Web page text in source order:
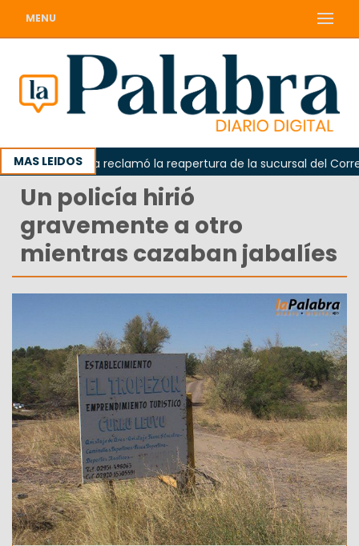
MENU
MAS LEIDOS
Odarda reclamó la reapertura de la sucursal del Correo
Un policía hirió
gravemente a otro
mientras cazaban jabalíes